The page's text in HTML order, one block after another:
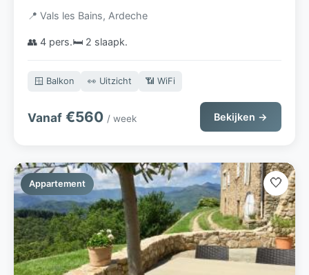
la Volane
📍 Vals les Bains, Ardeche
👥 4 pers.🛏️ 2 slaapk.
🪟 Balkon 👀 Uitzicht 📶 WiFi
Vanaf €560 / week Bekijken →
Appartement 🤍